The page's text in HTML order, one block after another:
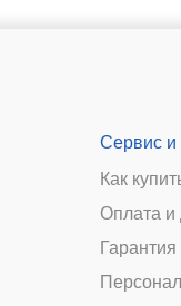
Сервис и
Как
Оплата и